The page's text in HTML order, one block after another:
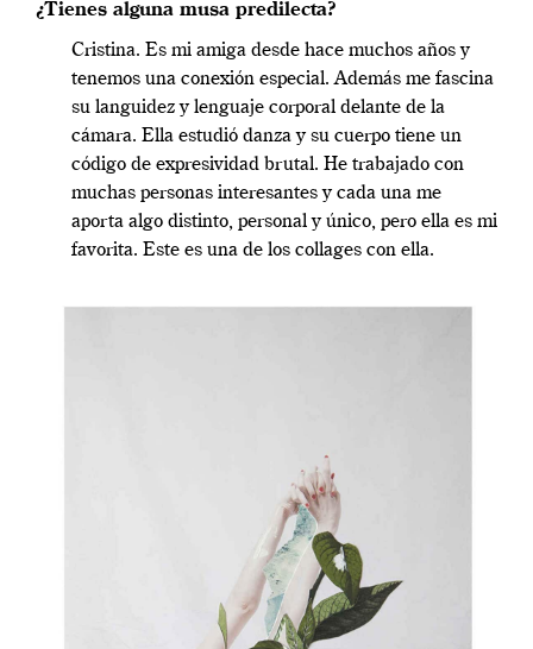
¿Tienes alguna musa predilecta?
Cristina. Es mi amiga desde hace muchos años y
tenemos una conexión especial. Además me fascina
su languidez y lenguaje corporal delante de la
cámara. Ella estudió danza y su cuerpo tiene un
código de expresividad brutal. He trabajado con
muchas personas interesantes y cada una me
aporta algo distinto, personal y único, pero ella es mi
favorita. Este es una de los collages con ella.